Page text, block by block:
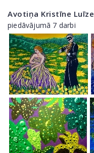
Avotiņa Kristīne Luīze
piedāvājumā 7 darbi